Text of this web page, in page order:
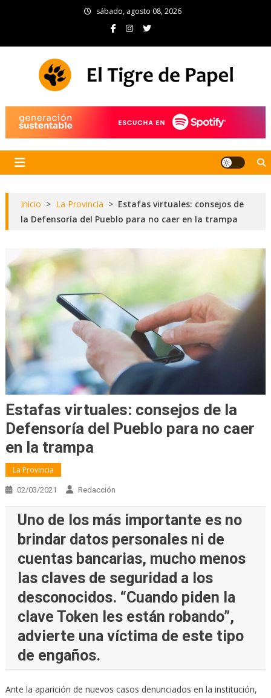
sábado, agosto 08, 2026
Inicio > La Provincia > Estafas virtuales: consejos de
la Defensoría del Pueblo para no caer en la trampa
Estafas virtuales: consejos de la
Defensoría del Pueblo para no caer
en la trampa
La Provincia
02/03/2021 Redacción
Uno de los más importante es no
brindar datos personales ni de
cuentas bancarias, mucho menos
las claves de seguridad a los
desconocidos. “Cuando piden la
clave Token les están robando”,
advierte una víctima de este tipo
de engaños.
Ante la aparición de nuevos casos denunciados en la institución,